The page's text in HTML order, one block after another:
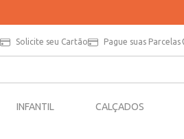
Solicite seu Cartão Pague suas Parcelas
INFANTIL CALÇADOS